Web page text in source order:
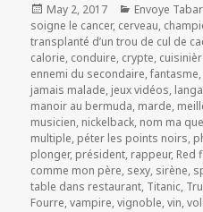
Posted
on
May 2, 2017 Categories
Envoye
soigne le cancer, cerveau,
transplanté d’un trou de cul de
calorie, conduire, crypte,
ennemi du secondaire,fantasme,
jamais malade, jeux vidéos,
manoir au bermuda, marde,
musicien, nickelback, nom ma
multiple, péter les points noirs,
plonger, président, rappeur, Red
comme mon père, sexy, sirène,
table dans restaurant, Titanic,
Fourre,vampire,vignoble,vin,